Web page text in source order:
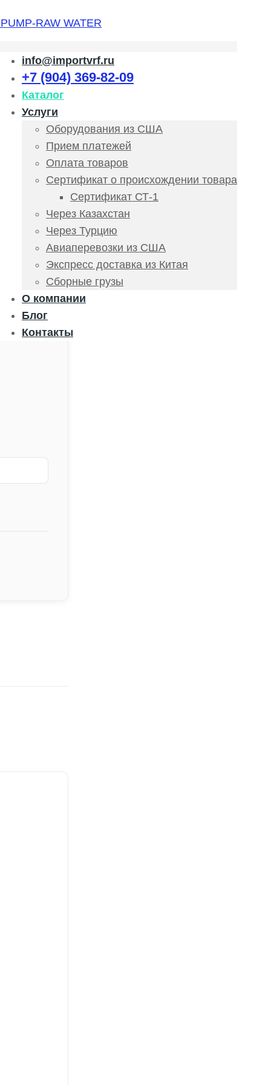
info@importvrf.ru
+7 (904) 369-82-09
Каталог
Услуги
Оборудования из США
Прием платежей
Оплата товаров
Сертификат о происхождении товара
Сертификат СТ-1
Через Казахстан
Через Турцию
Авиаперевозки из США
Экспресс доставка из Китая
Сборные грузы
О компании
Блог
Контакты